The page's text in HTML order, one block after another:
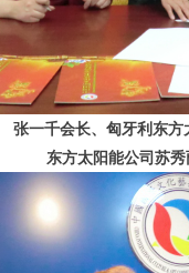
张一千会长、匈牙利东方
东方太阳能公司苏秀